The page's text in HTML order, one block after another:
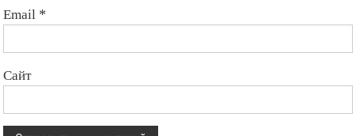
Email *
Сайт